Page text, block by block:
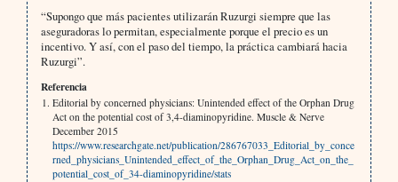
“Supongo que más pacientes utilizarán Ruzurgi siempre que las
aseguradoras lo permitan, especialmente porque el precio es un
incentivo. Y así, con el paso del tiempo, la práctica cambiará hacia
Ruzurgi”.
Referencia
Editorial by concerned physicians: Unintended effect of the Orphan Drug
Act on the potential cost of 3,4-diaminopyridine. Muscle & Nerve
December 2015
https://www.researchgate.net/publication/286767033_Editorial_by_conce
rned_physicians_Unintended_effect_of_the_Orphan_Drug_Act_on_the_
potential_cost_of_34-diaminopyridine/stats